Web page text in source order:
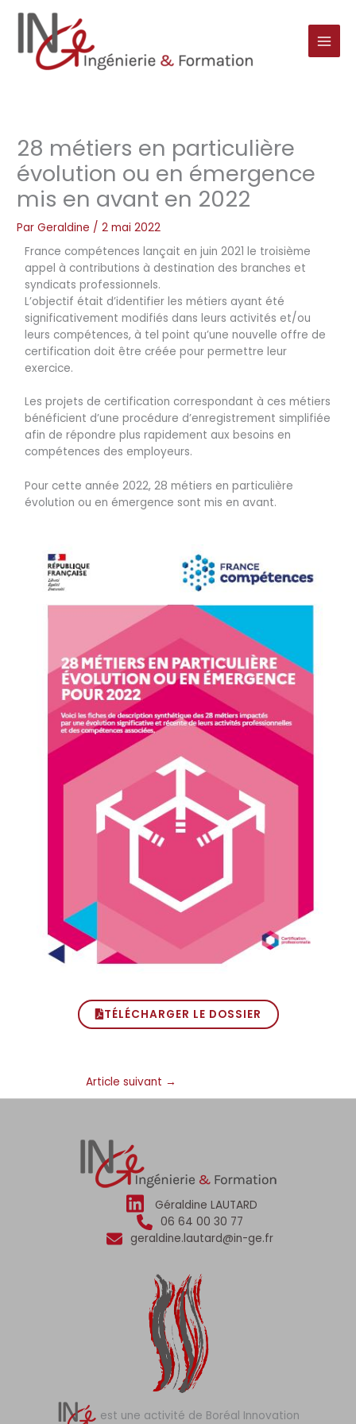
contenu
28 métiers en particulière
évolution ou en émergence
mis en avant en 2022
ParGeraldine /2 mai 2022
France compétences lançait en juin 2021 le troisième
appel à contributions à destination des branches et
syndicats professionnels.
L’objectif était d’identifier les métiers ayant été
significativement modifiés dans leurs activités et/ou
leurs compétences, à tel point qu’une nouvelle offre de
certification doit être créée pour permettre leur
exercice.
Les projets de certification correspondant à ces métiers
bénéficient d’une procédure d’enregistrement simplifiée
afin de répondre plus rapidement aux besoins en
compétences des employeurs.
Pour cette année 2022, 28 métiers en particulière
évolution ou en émergence sont mis en avant.
TÉLÉCHARGER LE DOSSIER
Article suivant →
Géraldine LAUTARD
06 64 00 30 77
geraldine.lautard@in-ge.fr
est une activité de Boréal Innovation